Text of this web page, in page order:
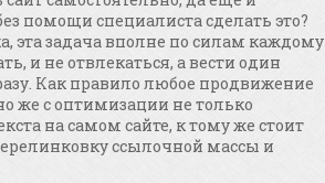
помощи специалиста сделать это?
эта задача вполне по силам каждому
и не отвлекаться, а вести один
Как правило любое продвижение
же с оптимизации не только
на самом сайте, к тому же стоит
ссылочной массы и